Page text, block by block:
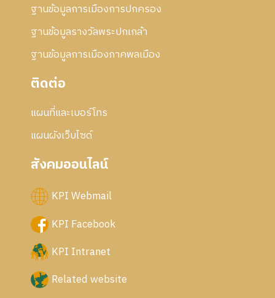
ฐานข้อมูลการเมืองการปกครอง
ฐานข้อมูลรางวัลพระปกเกล้า
ฐานข้อมูลการเมืองภาคพลเมือง
ติดต่อ
แผนที่และเบอร์โทร
แผนผังเว็บไซด์
สังคมออนไลน์
KPI Webmail
KPI Facebook
KPI Intranet
Related website